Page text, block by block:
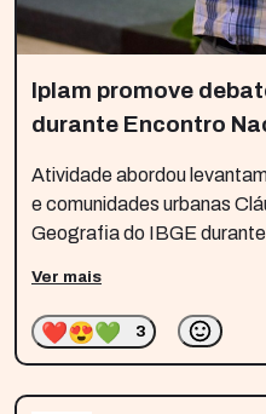
Iplam promove
durante Encontro
Atividade abordou
e comunidades urbanas
Geografia do IBGE
durante oficina. Foto:
programação do 12º
Ver mais
❤️😍💚 3